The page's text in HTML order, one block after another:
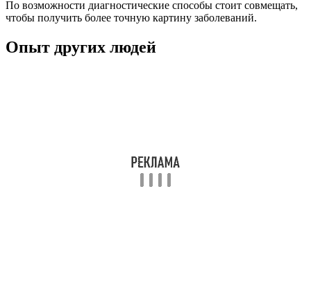
По возможности диагностические способы стоит совмещать,
чтобы получить более точную картину заболеваний.
Опыт других людей